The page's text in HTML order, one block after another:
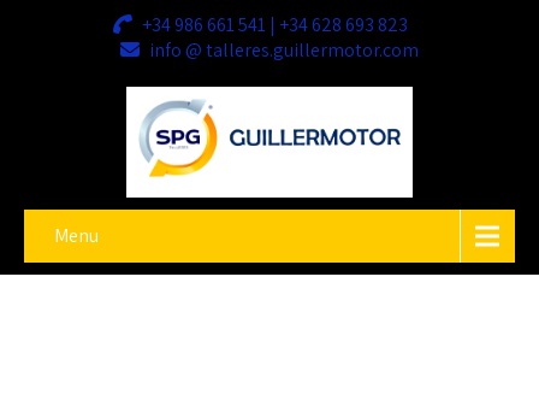
+34 986 661 541 | +34 628 693 823
info @ talleres.guillermotor.com
Menu